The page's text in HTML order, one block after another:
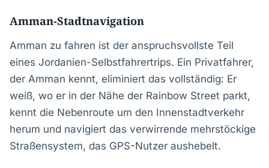
Amman-Stadtnavigation
Amman zu fahren ist der anspruchsvollste Teil
eines Jordanien-Selbstfahrertrips. Ein Privatfahrer,
der Amman kennt, eliminiert das vollständig: Er
weiß, wo er in der Nähe der Rainbow Street parkt,
kennt die Nebenroute um den Innenstadtverkehr
herum und navigiert das verwirrende mehrstöckige
Straßensystem, das GPS-Nutzer aushebelt.